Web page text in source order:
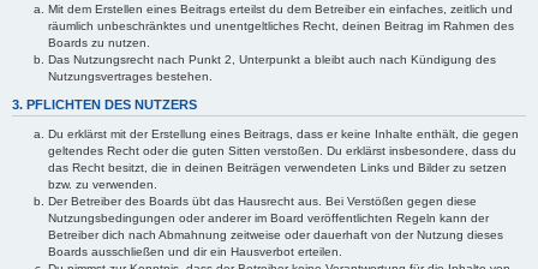
Mit dem Erstellen eines Beitrags erteilst du dem Betreiber ein einfaches, zeitlich und
räumlich unbeschränktes und unentgeltliches Recht, deinen Beitrag im Rahmen des
Boards zu nutzen.
Das Nutzungsrecht nach Punkt 2, Unterpunkt a bleibt auch nach Kündigung des
Nutzungsvertrages bestehen.
3. PFLICHTEN DES NUTZERS
Du erklärst mit der Erstellung eines Beitrags, dass er keine Inhalte enthält, die gegen
geltendes Recht oder die guten Sitten verstoßen. Du erklärst insbesondere, dass du
das Recht besitzt, die in deinen Beiträgen verwendeten Links und Bilder zu setzen
bzw. zu verwenden.
Der Betreiber des Boards übt das Hausrecht aus. Bei Verstößen gegen diese
Nutzungsbedingungen oder anderer im Board veröffentlichten Regeln kann der
Betreiber dich nach Abmahnung zeitweise oder dauerhaft von der Nutzung dieses
Boards ausschließen und dir ein Hausverbot erteilen.